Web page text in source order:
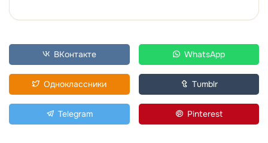
ВКонтакте WhatsApp
Одноклассники Tumblr
Telegram Pinterest